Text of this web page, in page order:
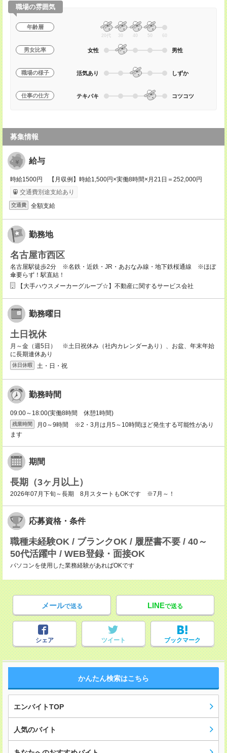
職場の雰囲気
年齢層
20代 30 40 50 60
男女比率 女性 男性
職場の様子 活気あり しずか
仕事の仕方 テキパキ コツコツ
募集情報
給与
時給1500円 【月収例】時給1,500円×実働8時間×月21日＝252,000円
交通費別途支給あり
交通費 全額支給
勤務地
名古屋市西区
名古屋駅徒歩2分 ※名鉄・近鉄・JR・あおなみ線・地下鉄桜通線 ※ほぼ
傘要らず！駅直結！
【大手ハウスメーカーグループ☆】不動産に関するサービス会社
勤務曜日
土日祝休
月～金（週5日） ※土日祝休み（社内カレンダーあり）、お盆、年末年始
に長期連休あり
休日休暇 土・日・祝
勤務時間
09:00～18:00(実働8時間 休憩1時間)
残業時間
月0～9時間 ※2・3月は月5～10時間ほど発生する可能性があり
ます
期間
長期（3ヶ月以上）
2026年07月下旬～長期 8月スタートもOKです ※7月～！
応募資格・条件
職種未経験OK / ブランクOK / 履歴書不要 / 40～
50代活躍中 / WEB登録・面接OK
パソコンを使用した業務経験があればOKです
メールで送る LINEで送る
シェア ツイート ブックマーク
かんたん検索はこちら
エンバイトTOP
人気のバイト